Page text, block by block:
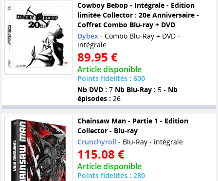
Cowboy Bebop - Intégrale - Edition
limitée Collector : 20e Anniversaire -
Coffret Combo Blu-ray + DVD
Dybex- Combo Blu-Ray + DVD -
intégrale
89.95 €
Article disponible
Points fidelités : 600
Nb DVD : 7 Nb Blu-Ray : 5 - Nb
épisodes : 26
Chainsaw Man - Partie 1 - Edition
Collector - Blu-ray
Crunchyroll - Blu-Ray - intégrale
115.08 €
Article disponible
Points fidelités : 280